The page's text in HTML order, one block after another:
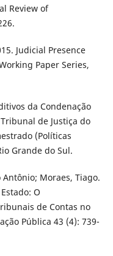
Review of
Judicial Presence
Paper Series,
da Condenação
de Justiça do
(Políticas
Grande do Sul.
Moraes, Tiago.
O
de Contas no
Pública 43 (4): 739-